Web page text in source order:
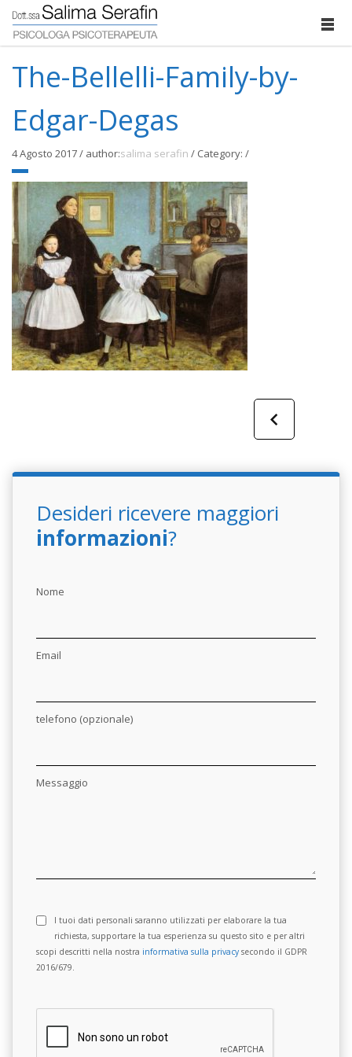
The-Bellelli-Family-by-
Edgar-Degas
4 Agosto 2017/ author:salima serafin / Category: /
Desideri ricevere maggiori
informazioni?
Nome
Email
telefono (opzionale)
Messaggio
I tuoi dati personali saranno utilizzati per elaborare la tua
richiesta, supportare la tua esperienza su questo sito e per altri
scopi descritti nella nostra informativa sulla privacy secondo il GDPR
2016/679.